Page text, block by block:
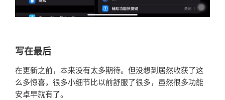
写在最后
在更新之前，本来没有太多期待。但没想到居然收获了这
么多惊喜，很多小细节比以前舒服了很多，虽然很多功能
安卓早就有了。